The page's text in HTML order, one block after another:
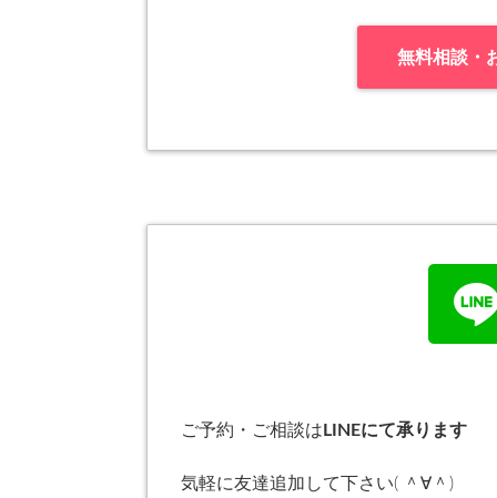
無料相談・
ご予約・ご相談は LINEにて承ります
気軽に友達追加して下さい( ＾∀＾)